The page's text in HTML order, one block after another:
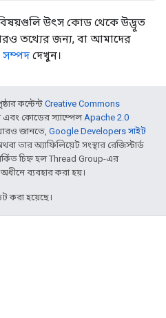
বিষয়গুলি উৎস কোড থেকে উদ্ভূত
তথ্যের জন্য, বা আমাদের
সম্পদ দেখুন।
কন্টেন্ট Creative Commons
এবং কোডের স্যাম্পেলApache 2.0
আরও জানতে, Google Developers সাইট
তার অ্যাফিলিয়েট সংস্থার রেজিস্টার্ড
চিহ্ন হল Thread Group-এর
ব্যবহার করা হয়।
করা হয়েছে।